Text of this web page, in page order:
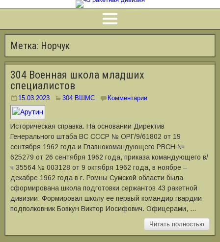
Метка: Норчук
304 Военная школа младших
специалистов
15.03.2023 304 ВШМС Комментарии
Историческая справка. На основании Директив
Генерального штаба ВС СССР № ОРГ/9/61802 от 19
сентября 1962 года и Главнокомандующего РВСН №
625279 от 26 сентября 1962 года, приказа командующего в/
ч 35564 № 003128 от 9 октября 1962 года, в ноябре –
декабре 1962 года в г. Ромны Сумской области была
сформирована школа подготовки сержантов 43 ракетной
дивизии. Формировал школу ее первый командир гвардии
подполковник Бовкун Виктор Иосифович. Офицерами, …
Читать полностью